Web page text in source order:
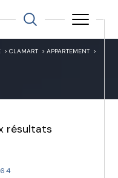
CLAMART
APPARTEMENT
résultats